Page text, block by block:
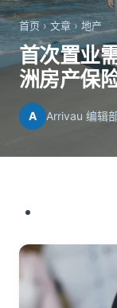
首页 ›文章 › 地产
首次置业
洲房产保
A Arrivau 编辑